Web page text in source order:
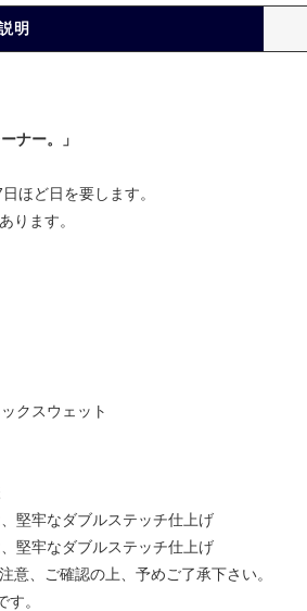
明
ナー。」
ほど日を要します。
ります。
クスウェット
堅牢なダブルステッチ仕上げ
堅牢なダブルステッチ仕上げ
意、ご確認の上、予めご了承下さい。
。